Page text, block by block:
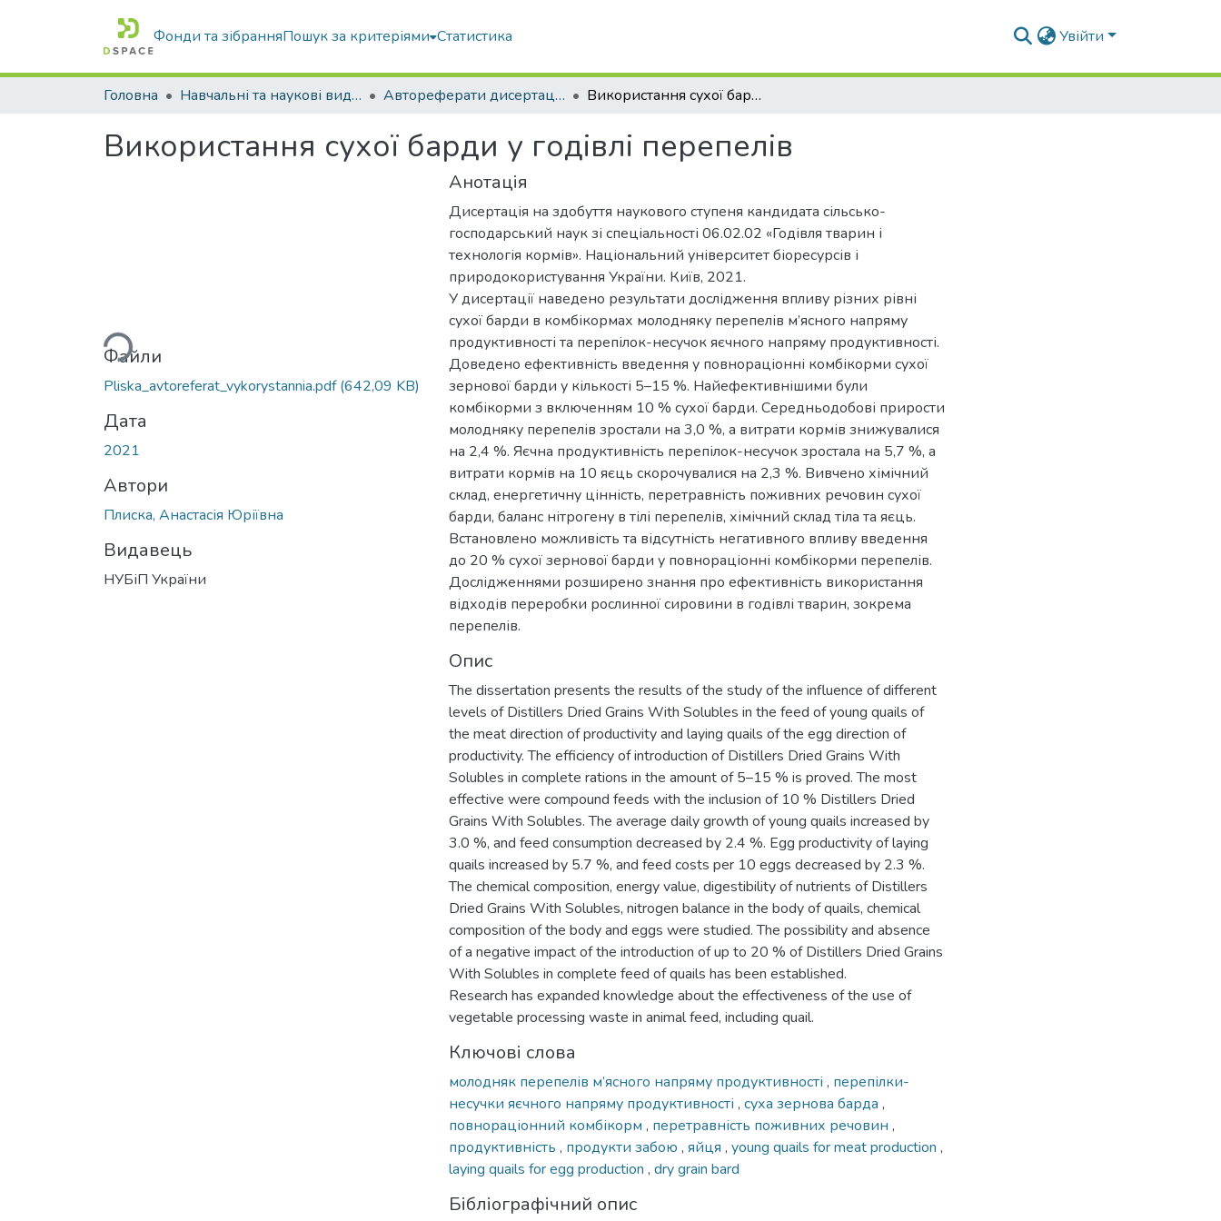
Фонди та зібранняПошук за критеріями Статистика Увійти
Головна Навчальні та наукові видання Автореферати дисертацій та дисертації Використання сухої барди у годівлі перепелів
Використання сухої барди у годівлі перепелів
Вантажиться...
Файли
Pliska_avtoreferat_vykorystannia.pdf(642,09 KB)
Дата
2021
Автори
Плиска, Анастасія Юріївна
Видавець
НУБіП України
Анотація
Дисертація на здобуття наукового ступеня кандидата сільсько-
господарський наук зі спеціальності 06.02.02 «Годівля тварин і
технологія кормів». Національний університет біоресурсів і
природокористування України. Київ, 2021.
У дисертації наведено результати дослідження впливу різних рівні
сухої барди в комбікормах молодняку перепелів м’ясного напряму
продуктивності та перепілок-несучок яєчного напряму продуктивності.
Доведено ефективність введення у повнораціонні комбікорми сухої
зернової барди у кількості 5–15 %. Найефективнішими були
комбікорми з включенням 10 % сухої барди. Середньодобові прирости
молодняку перепелів зростали на 3,0 %, а витрати кормів знижувалися
на 2,4 %. Яєчна продуктивність перепілок-несучок зростала на 5,7 %, а
витрати кормів на 10 яєць скорочувалися на 2,3 %. Вивчено хімічний
склад, енергетичну цінність, перетравність поживних речовин сухої
барди, баланс нітрогену в тілі перепелів, хімічний склад тіла та яєць.
Встановлено можливість та відсутність негативного впливу введення
до 20 % сухої зернової барди у повнораціонні комбікорми перепелів.
Дослідженнями розширено знання про ефективність використання
відходів переробки рослинної сировини в годівлі тварин, зокрема
перепелів.
Опис
The dissertation presents the results of the study of the influence of different
levels of Distillers Dried Grains With Solubles in the feed of young quails of
the meat direction of productivity and laying quails of the egg direction of
productivity. The efficiency of introduction of Distillers Dried Grains With
Solubles in complete rations in the amount of 5–15 % is proved. The most
effective were compound feeds with the inclusion of 10 % Distillers Dried
Grains With Solubles. The average daily growth of young quails increased by
3.0 %, and feed consumption decreased by 2.4 %. Egg productivity of laying
quails increased by 5.7 %, and feed costs per 10 eggs decreased by 2.3 %.
The chemical composition, energy value, digestibility of nutrients of Distillers
Dried Grains With Solubles, nitrogen balance in the body of quails, chemical
composition of the body and eggs were studied. The possibility and absence
of a negative impact of the introduction of up to 20 % of Distillers Dried Grains
With Solubles in complete feed of quails has been established.
Research has expanded knowledge about the effectiveness of the use of
vegetable processing waste in animal feed, including quail.
Ключові слова
молодняк перепелів м’ясного напряму продуктивності , перепілки-
несучки яєчного напряму продуктивності , суха зернова барда ,
повнораціонний комбікорм , перетравність поживних речовин ,
продуктивність , продукти забою , яйця , young quails for meat production ,
laying quails for egg production , dry grain bard
Бібліографічний опис